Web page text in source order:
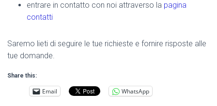
entrare in contatto con noi attraverso la pagina
contatti
Saremo lieti di seguire le tue richieste e fornire risposte alle
tue domande.
Share this:
Email WhatsApp